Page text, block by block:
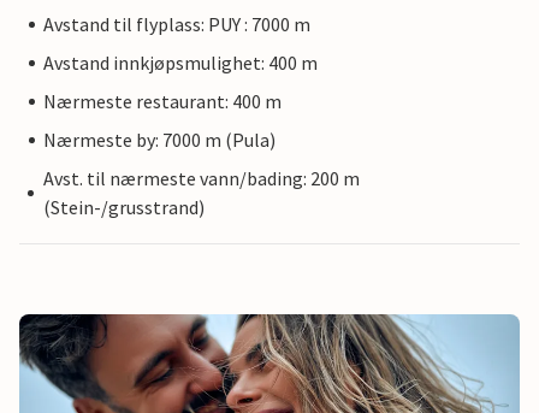
Avstand til flyplass: PUY : 7000 m
Avstand innkjøpsmulighet: 400 m
Nærmeste restaurant: 400 m
Nærmeste by: 7000 m (Pula)
Avst. til nærmeste vann/bading: 200 m
(Stein-/grusstrand)